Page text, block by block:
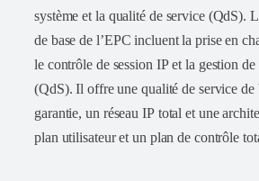
système et la qualité de service (QdS).
de base de l’EPC incluent la prise en charge du service IP,
le contrôle de session IP et la gestion de la
(QdS). Il offre une qualité de service de
garantie, un réseau IP total et une architecture plate avec un
plan